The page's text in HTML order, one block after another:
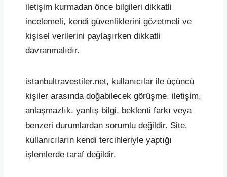
iletişim kurmadan önce bilgileri dikkatli
incelemeli, kendi güvenliklerini gözetmeli ve
kişisel verilerini paylaşırken dikkatli
davranmalıdır.
istanbultravestiler.net, kullanıcılar ile üçüncü
kişiler arasında doğabilecek görüşme, iletişim,
anlaşmazlık, yanlış bilgi, beklenti farkı veya
benzeri durumlardan sorumlu değildir. Site,
kullanıcıların kendi tercihleriyle yaptığı
işlemlerde taraf değildir.